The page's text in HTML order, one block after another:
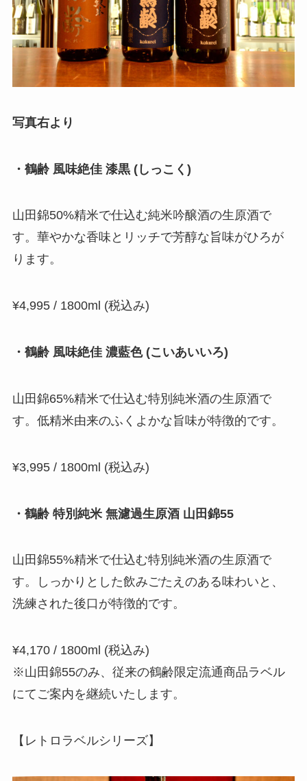
写真右より
・鶴齢 風味絶佳 漆黒 (しっこく)
山田錦50%精米で仕込む純米吟醸酒の生原酒で
す。華やかな香味とリッチで芳醇な旨味がひろが
ります。
¥4,995 / 1800ml (税込み)
・鶴齢 風味絶佳 濃藍色 (こいあいいろ)
山田錦65%精米で仕込む特別純米酒の生原酒で
す。低精米由来のふくよかな旨味が特徴的です。
¥3,995 / 1800ml (税込み)
・鶴齢 特別純米 無濾過生原酒 山田錦55
山田錦55%精米で仕込む特別純米酒の生原酒で
す。しっかりとした飲みごたえのある味わいと、
洗練された後口が特徴的です。
¥4,170 / 1800ml (税込み)
※山田錦55のみ、従来の鶴齢限定流通商品ラベル
にてご案内を継続いたします。
【レトロラベルシリーズ】